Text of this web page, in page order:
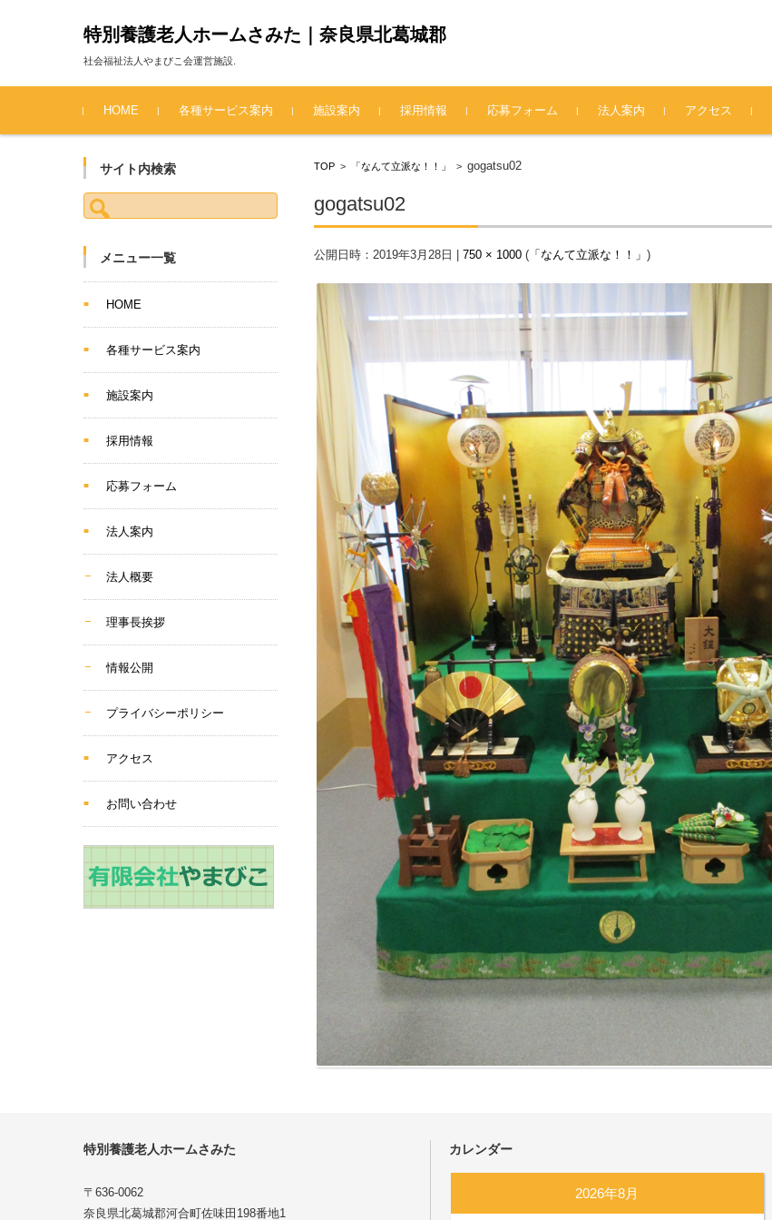
特別養護老人ホームさみた｜奈良県北葛城郡
社会福祉法人やまびこ会運営施設.
コンテンツに移動
HOME
各種サービス案内 施設案内 採用情報 応募フォーム 法人案内 アクセス
TOP > 「なんて立派な！！」 >gogatsu02
gogatsu02
公開日時：2019年3月28日 |750 × 1000 ( 「なんて立派な！！」)
サイト内検索
検索:
メニュー一覧
HOME
各種サービス案内
施設案内
採用情報
応募フォーム
法人案内
法人概要
理事長挨拶
情報公開
プライバシーポリシー
アクセス
お問い合わせ
特別養護老人ホームさみた
〒636-0062
奈良県北葛城郡河合町佐味田198番地1
カレンダー
2026年8月